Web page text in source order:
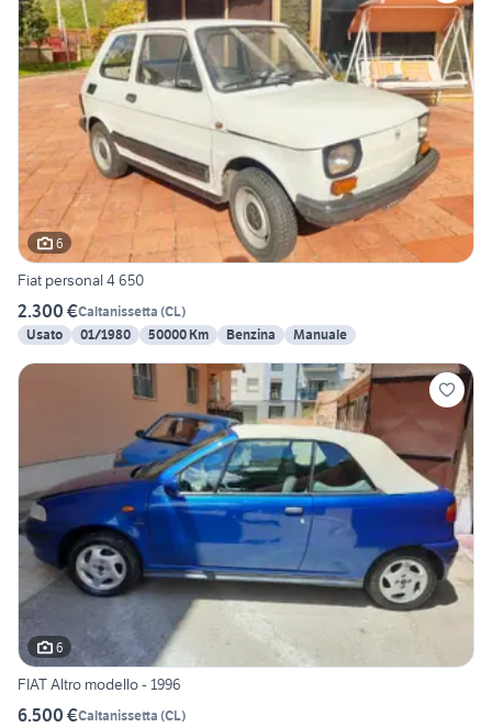
6
Fiat personal 4 650
2.300 €Caltanissetta (CL)
Usato
01/1980 50000 Km Benzina Manuale
6
FIAT Altro modello - 1996
6.500 €Caltanissetta (CL)